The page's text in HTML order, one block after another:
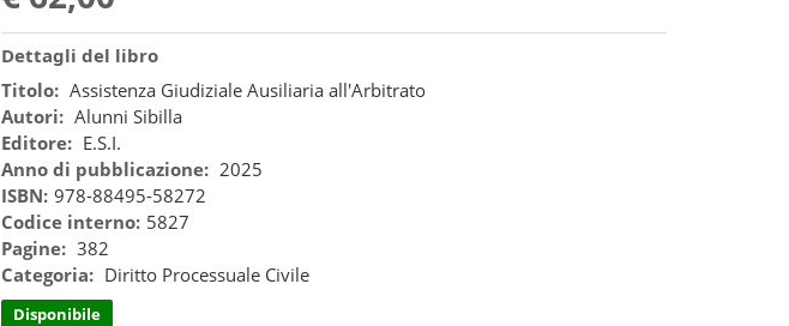
Dettagli del libro
Titolo: Assistenza Giudiziale Ausiliaria all'Arbitrato
Autori: Alunni Sibilla
Editore: E.S.I.
Anno di pubblicazione: 2025
ISBN: 978-88495-58272
Codice interno: 5827
Pagine: 382
Categoria: Diritto Processuale Civile
Disponibile